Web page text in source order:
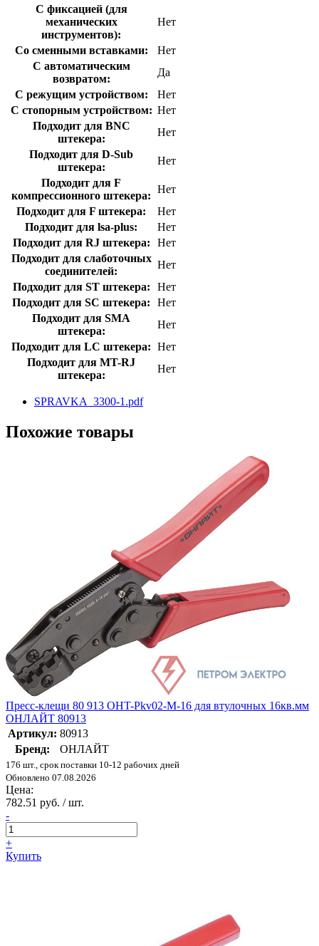
С фиксацией (для
механических
инструментов):
Нет
Со сменными вставками:
Нет
С автоматическим
возвратом:
Да
С режущим устройством:
Нет
С стопорным устройством: Нет
Подходит для BNC
штекера:
Нет
Подходит для D-Sub
штекера:
Нет
Подходит для F
компрессионного штекера:
Нет
Подходит для F штекера:
Нет
Подходит для lsa-plus:
Нет
Подходит для RJ штекера:
Нет
Подходит для слаботочных
соединителей:
Нет
Подходит для ST штекера:
Нет
Подходит для SC штекера:
Нет
Подходит для SMA
штекера:
Нет
Подходит для LC штекера: Нет
Подходит для MT-RJ
штекера:
Нет
SPRAVKA_3300-1.pdf
Похожие товары
Пресс-клещи 80 913 OHT-Pkv02-M-16 для втулочных 16кв.мм
ОНЛАЙТ 80913
Артикул: 80913
Бренд:
ОНЛАЙТ
176 шт., срок поставки 10-12 рабочих дней
Обновлено 07.08.2026
Цена:
782.51 руб. / шт.
-
+
Купить